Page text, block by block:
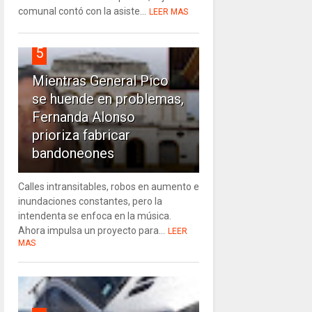
comunal contó con la asiste... LEER MAS
5
Mientras General Pico
se huende en problemas,
Fernanda Alonso
prioriza fabricar
bandoneones
Calles intransitables, robos en aumento e
inundaciones constantes, pero la
intendenta se enfoca en la música.
Ahora impulsa un proyecto para... LEER
MAS